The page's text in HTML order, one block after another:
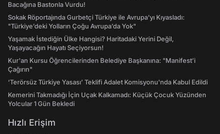
Bacağına Bastonla Vurdu!
Sokak Röportajında Gurbetçi Türkiye ile Avrupa'yı Kıyasladı:
"Türkiye’deki Yolların Çoğu Avrupa’da Yok"
Yaşamak İstediğin Ülke Hangisi? Haritadaki Yerini Değil,
Yaşayacağın Hayatı Seçiyorsun!
Kur'an Kursu Öğrencilerinden Belediye Başkanına: "Manifest’i
Çağırın"
‘Terörsüz Türkiye Yasası’ Teklifi Adalet Komisyonu'nda Kabul Edildi
Kemerini Takmadığı İçin Uçak Kalkamadı: Küçük Çocuk Yüzünden
Yolcular 1 Gün Bekledi
Hızlı Erişim